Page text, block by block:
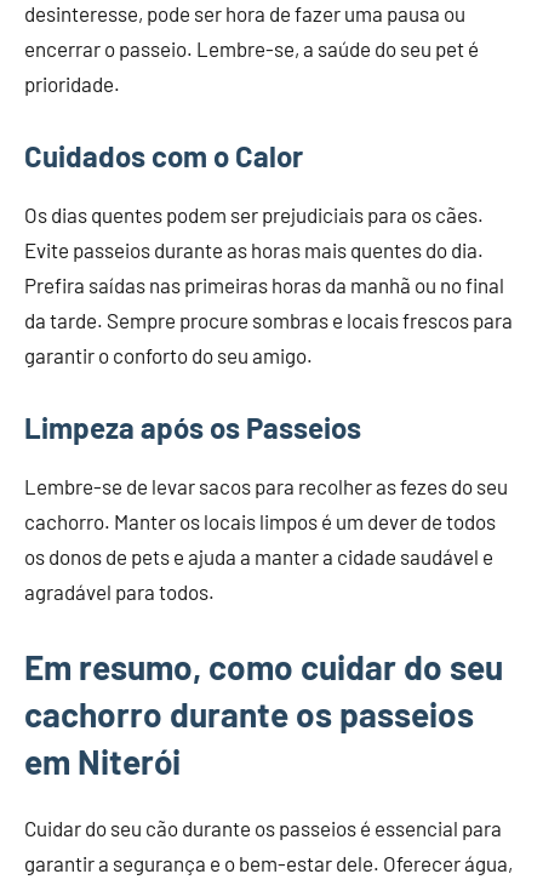
desinteresse, pode ser hora de fazer uma pausa ou
encerrar o passeio. Lembre-se, a saúde do seu pet é
prioridade.
Cuidados com o Calor
Os dias quentes podem ser prejudiciais para os cães.
Evite passeios durante as horas mais quentes do dia.
Prefira saídas nas primeiras horas da manhã ou no final
da tarde. Sempre procure sombras e locais frescos para
garantir o conforto do seu amigo.
Limpeza após os Passeios
Lembre-se de levar sacos para recolher as fezes do seu
cachorro. Manter os locais limpos é um dever de todos
os donos de pets e ajuda a manter a cidade saudável e
agradável para todos.
Em resumo, como cuidar do seu
cachorro durante os passeios
em Niterói
Cuidar do seu cão durante os passeios é essencial para
garantir a segurança e o bem-estar dele. Oferecer água,